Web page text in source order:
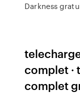
Darkness
complet ·
complet